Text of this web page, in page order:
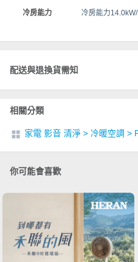
冷房能力 冷房能力
配送與退換貨需知
相關分類
家電 影音 清淨 > 冷暖空調 >
你可能會喜歡